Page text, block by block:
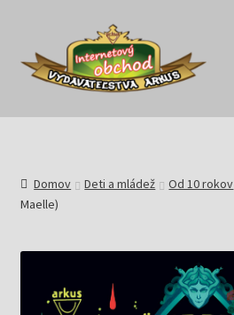
Série
E-knihy
Predplatné
Pripravujeme
Domov Deti a mládež Od 10 rokov
Maelle)